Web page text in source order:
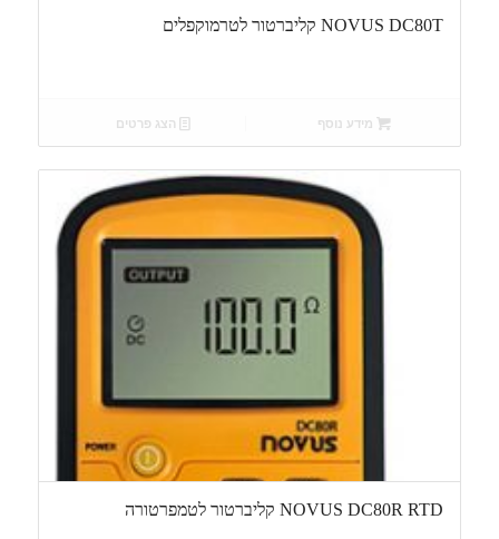
NOVUS DC80T קליברטור לטרמוקפלים
מידע נוסף הצג פרטים
NOVUS DC80R RTD קליברטור לטמפרטורה